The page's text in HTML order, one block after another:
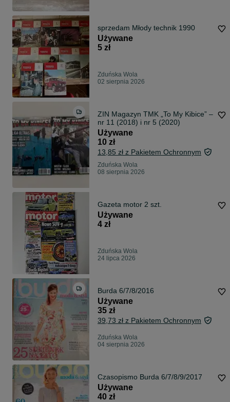
sprzedam Młody technik 1990
Używane
5 zł
Zduńska Wola
02 sierpnia 2026
ZIN Magazyn TMK „To My Kibice” –
nr 11 (2018) i nr 5 (2020)
Używane
10 zł
13,85 zł z Pakietem Ochronnym
Zduńska Wola
08 sierpnia 2026
Gazeta motor 2 szt.
Używane
4 zł
Zduńska Wola
24 lipca 2026
Burda 6/7/8/2016
Używane
35 zł
39,73 zł z Pakietem Ochronnym
Zduńska Wola
04 sierpnia 2026
Czasopismo Burda 6/7/8/9/2017
Używane
40 zł